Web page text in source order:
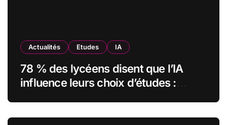
Actualités Etudes IA
78 % des lycéens disent que l’IA
influence leurs choix d’études :